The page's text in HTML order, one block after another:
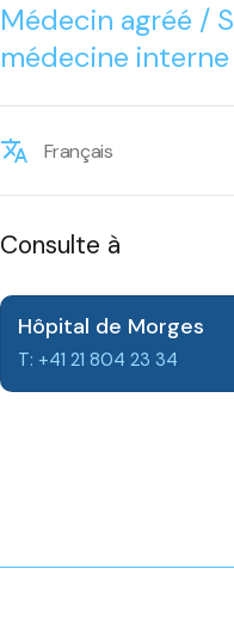
Médecin agréé /
médecine interne
Français
Consulte à
Hôpital de Morges
T: +41 21 804 23 34